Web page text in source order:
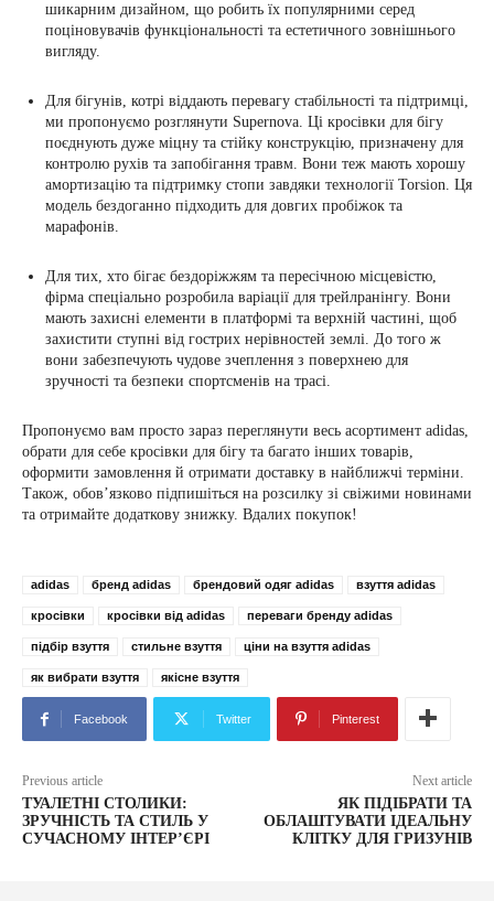
шикарним дизайном, що робить їх популярними серед
поціновувачів функціональності та естетичного зовнішнього
вигляду.
Для бігунів, котрі віддають перевагу стабільності та підтримці,
ми пропонуємо розглянути Supernova. Ці кросівки для бігу
поєднують дуже міцну та стійку конструкцію, призначену для
контролю рухів та запобігання травм. Вони теж мають хорошу
амортизацію та підтримку стопи завдяки технології Torsion. Ця
модель бездоганно підходить для довгих пробіжок та
марафонів.
Для тих, хто бігає бездоріжжям та пересічною місцевістю,
фірма спеціально розробила варіації для трейлранінгу. Вони
мають захисні елементи в платформі та верхній частині, щоб
захистити ступні від гострих нерівностей землі. До того ж
вони забезпечують чудове зчеплення з поверхнею для
зручності та безпеки спортсменів на трасі.
Пропонуємо вам просто зараз переглянути весь асортимент adidas,
обрати для себе кросівки для бігу та багато інших товарів,
оформити замовлення й отримати доставку в найближчі терміни.
Також, обов’язково підпишіться на розсилку зі свіжими новинами
та отримайте додаткову знижку. Вдалих покупок!
adidas бренд adidas брендовий одяг adidas взуття adidas
кросівки кросівки від adidas переваги бренду adidas
підбір взуття стильне взуття ціни на взуття adidas
як вибрати взуття якісне взуття
Facebook Twitter Pinterest
Previous article
ТУАЛЕТНІ СТОЛИКИ:
ЗРУЧНІСТЬ ТА СТИЛЬ У
СУЧАСНОМУ ІНТЕР’ЄРІ
Next article
ЯК ПІДІБРАТИ ТА
ОБЛАШТУВАТИ ІДЕАЛЬНУ
КЛІТКУ ДЛЯ ГРИЗУНІВ